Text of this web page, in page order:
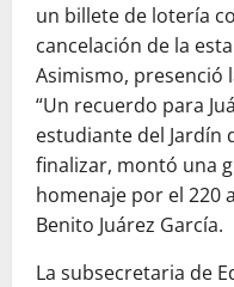
un billete de lotería
cancelación de la
Asimismo, presenció
“Un recuerdo para
estudiante del Jardín
finalizar, montó una
homenaje por el 220
Benito Juárez García.
La subsecretaria de